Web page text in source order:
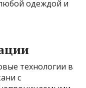
одеждой и
технологии в
с